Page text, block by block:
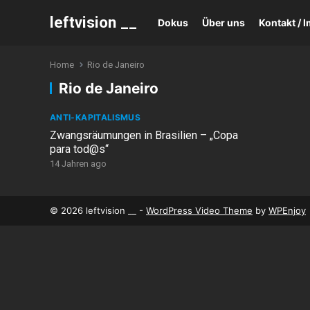
leftvision __ Dokus Über uns Kontakt /
Home Rio de Janeiro
Rio de Janeiro
ANTI-KAPITALISMUS
Zwangsräumungen in Brasilien – „Copa
para tod@s“
14 Jahren ago
© 2026 leftvision __ - WordPress Video Theme by WPEnjoy